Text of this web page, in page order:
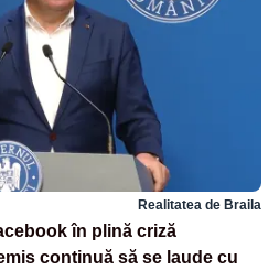
Realitatea de Braila
în plină criză
continuă să se laude cu